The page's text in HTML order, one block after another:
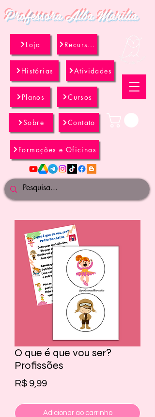
Professora Alba Marília
Loja
Cursos
Planos
Atividades
Contato
Sobre
Recursos
Histórias
Formações e Oficinas
O que é que vou ser?
Profissões
R$ 9,99Preço
Adicionar ao carrinho